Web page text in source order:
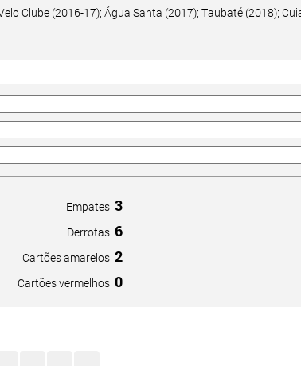
Clube (2016-17); Água Santa (2017); Taubaté (2018);
Empates: 3
Derrotas: 6
Cartões amarelos: 2
Cartões vermelhos: 0